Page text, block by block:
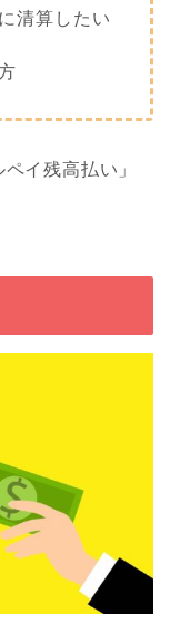
清算したい
イ残高払い」